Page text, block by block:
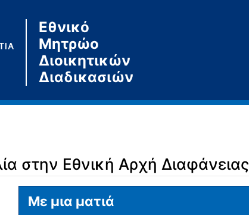
Εθνικό
Μητρώο
Διοικητικών
Διαδικασιών
στην Εθνική Αρχή Διαφάνειας
Με μια ματιά